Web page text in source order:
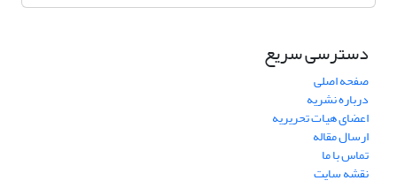
دسترسی سریع
صفحه اصلی
درباره نشریه
اعضای هیات تحریریه
ارسال مقاله
تماس با ما
نقشه سایت